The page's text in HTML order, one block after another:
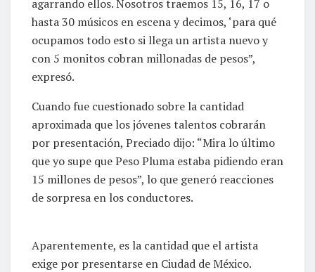
agarrando ellos. Nosotros traemos 15, 16, 17 o
hasta 30 músicos en escena y decimos, ‘para qué
ocupamos todo esto si llega un artista nuevo y
con 5 monitos cobran millonadas de pesos”,
expresó.
Cuando fue cuestionado sobre la cantidad
aproximada que los jóvenes talentos cobrarán
por presentación, Preciado dijo: “Mira lo último
que yo supe que Peso Pluma estaba pidiendo eran
15 millones de pesos”, lo que generó reacciones
de sorpresa en los conductores.
Aparentemente, es la cantidad que el artista
exige por presentarse en Ciudad de México.